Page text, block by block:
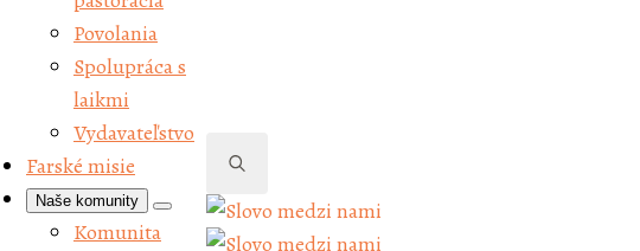
Povolania
Spolupráca s
laikmi
Vydavateľstvo
Farské misie
Naše komunity
Komunita
Search
for:
Bratislava -
Kramáre
Komunita
Banská
Bystrica -
Radvaň
Komunita